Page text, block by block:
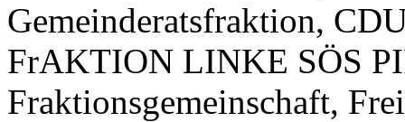
Gemeinderatsfraktion,
FrAKTION LINKE SÖS
Fraktionsgemeinschaft,